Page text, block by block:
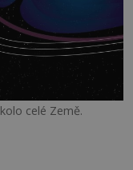
celé Země.